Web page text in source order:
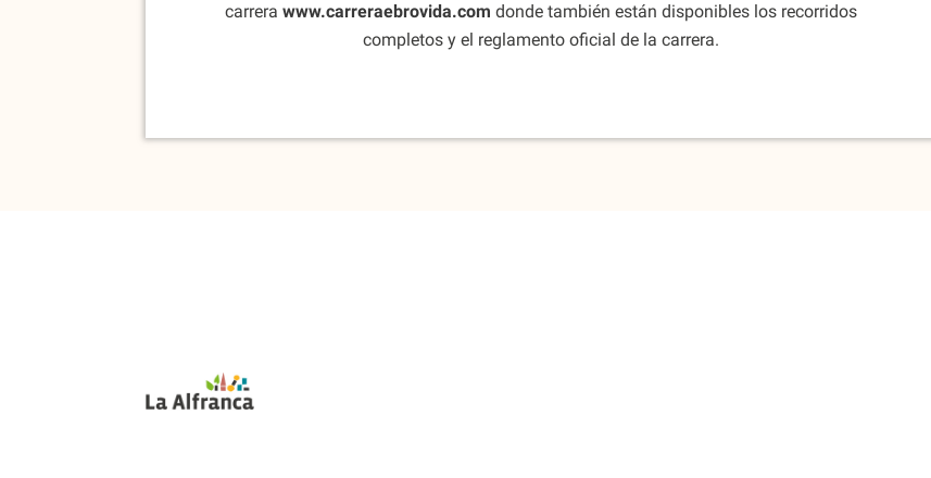
carrera www.carreraebrovida.com donde también están disponibles los recorridos
completos y el reglamento oficial de la carrera.